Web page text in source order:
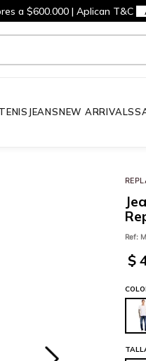
a $600.000 | Aplican T&C
TENIS JEANSNEW ARRIVALS
Ref:
$